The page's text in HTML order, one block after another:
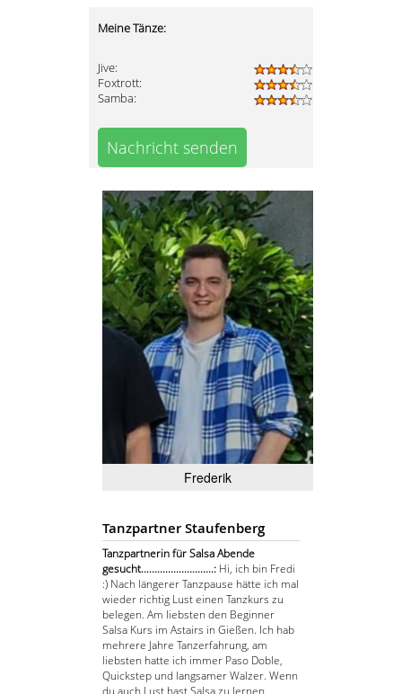
Meine Tänze:
Jive:
Foxtrott:
Samba:
Nachricht senden
Frederik
Tanzpartner Staufenberg
Tanzpartnerin für Salsa Abende
gesucht...........................: Hi, ich bin Fredi
:) Nach längerer Tanzpause hätte ich mal
wieder richtig Lust einen Tanzkurs zu
belegen. Am liebsten den Beginner
Salsa Kurs im Astairs in Gießen. Ich hab
mehrere Jahre Tanzerfahrung, am
liebsten hatte ich immer Paso Doble,
Quickstep und langsamer Walzer. Wenn